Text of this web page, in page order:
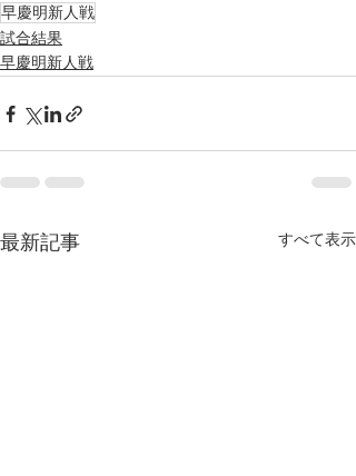
早慶明新人戦
試合結果
早慶明新人戦
最新記事 すべて表示